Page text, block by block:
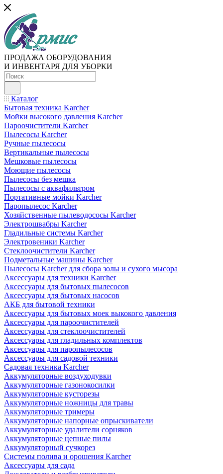
ПРОДАЖА ОБОРУДОВАНИЯ
И ИНВЕНТАРЯ ДЛЯ УБОРКИ
Каталог
Бытовая техника Karcher
Мойки высокого давления Karcher
Пароочистители Karcher
Пылесосы Karcher
Ручные пылесосы
Вертикальные пылесосы
Мешковые пылесосы
Моющие пылесосы
Пылесосы без мешка
Пылесосы с аквафильтром
Портативные мойки Karcher
Паропылесос Karcher
Хозяйственные пылеводососы Karcher
Электрошвабры Karcher
Гладильные системы Karcher
Электровеники Karcher
Стеклоочистители Karcher
Подметальные машины Karcher
Пылесосы Karcher для сбора золы и сухого мысора
Аксессуары для техники Karcher
Аксессуары для бытовых пылесосов
Аксессуары для бытовых насосов
АКБ для бытовой техники
Аксессуары для бытовых моек выкокого давления
Аксессуары для пароочистителей
Аксессуары для стеклоочистителей
Аксессуары для гладильных комплектов
Аксессуары для паропылесосов
Аксессуары для садовой техники
Садовая техника Karcher
Аккумуляторные воздуходувки
Аккумуляторные газонокосилки
Аккумуляторные кусторезы
Аккумуляторные ножницы для травы
Аккумуляторные тримеры
Аккумуляторные напорные опрыскиватели
Аккумуляторные удалители сорняков
Аккумуляторные цепные пилы
Аккумуляторный сучкорез
Системы полива и орошения Karcher
Аксессуары для сада